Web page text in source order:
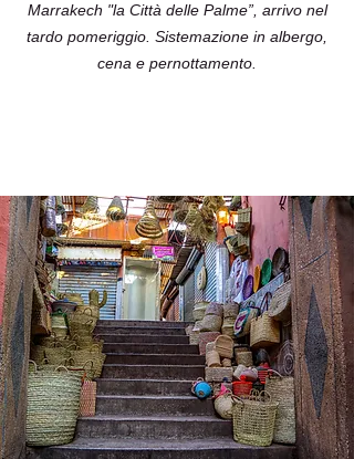
Marrakech "la Città delle Palme”, arrivo nel
tardo pomeriggio. Sistemazione in albergo,
cena e pernottamento.